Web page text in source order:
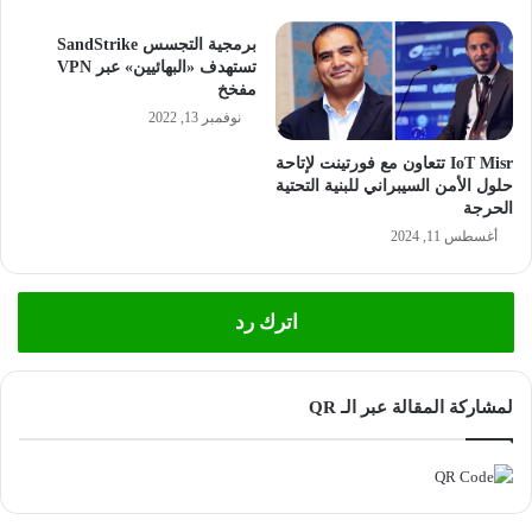
IoT Misr تتعاون مع فورتينت لإتاحة
حلول الأمن السيبراني للبنية التحتية
الحرجة
أغسطس 11, 2024
برمجية التجسس SandStrike
تستهدف «البهائيين» عبر VPN
مفخخ
نوفمبر 13, 2022
اترك رد
لمشاركة المقالة عبر الـ QR